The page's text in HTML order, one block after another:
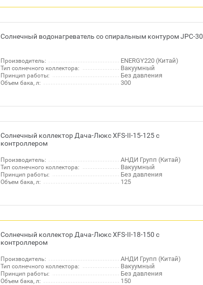
Солнечный водонагреватель со спиральным контуром JPC-30
Производитель: ENERGY220 (Китай)
Тип солнечного коллектора: Вакуумный
Принцип работы: Без давления
Объем бака, л: 300
Солнечный коллектор Дача-Люкс XFS-II-15-125 с
контроллером
Производитель: АНДИ Групп (Китай)
Тип солнечного коллектора: Вакуумный
Принцип работы: Без давления
Объем бака, л: 125
Солнечный коллектор Дача-Люкс XFS-II-18-150 с
контроллером
Производитель: АНДИ Групп (Китай)
Тип солнечного коллектора: Вакуумный
Принцип работы: Без давления
Объем бака, л: 150